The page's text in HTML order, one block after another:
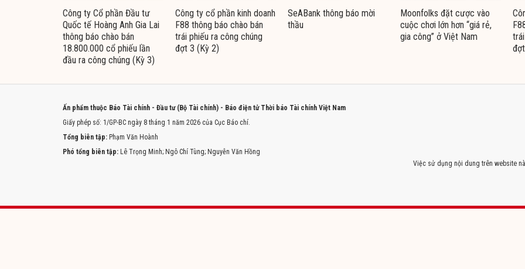
Công ty Cổ phần Đầu tư
Quốc tế Hoàng Anh Gia Lai
thông báo chào bán
18.800.000 cổ phiếu lần
đầu ra công chúng (Kỳ 3)
Công ty cổ phần kinh doanh
F88 thông báo chào bán
trái phiếu ra công chúng
đợt 3 (Kỳ 2)
SeABank thông báo mời
thầu
Moonfolks đặt cược vào
cuộc chơi lớn hơn “giá rẻ,
gia công” ở Việt Nam
Ấn phẩm thuộc Báo Tài chính - Đầu tư (Bộ Tài chính) - Báo điện tử Thời báo Tài chính Việt Nam
Giấy phép số: 1/GP-BC ngày 8 tháng 1 năm 2026 của Cục Báo chí.
Tổng biên tập: Phạm Văn Hoành
Phó tổng biên tập: Lê Trọng Minh; Ngô Chí Tùng; Nguyễn Văn Hồng
Việc sử dụng nội dung trên website